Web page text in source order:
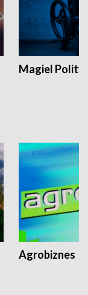
Magiel
Agrobiznes